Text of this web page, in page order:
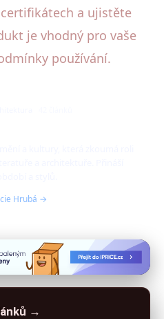
a ujistěte
je vhodný pro vaše
používání.
Hrubá →
→